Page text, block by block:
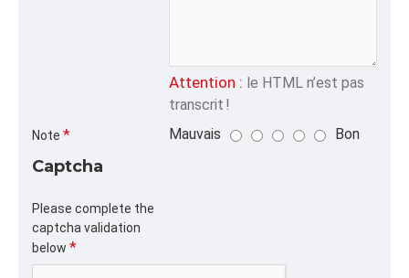
Volume cubique: 1.00 pieds cubes
FORMAT DE PALETTE
Quantité par palette: 0.00
ALPHA
FC05RP,AIGUILLE,D-5,2980, aiguille Fischbein D5,
Attention : le HTML n’est pas
transcrit !
Note Mauvais Bon
Captcha
Please complete the
captcha validation
below